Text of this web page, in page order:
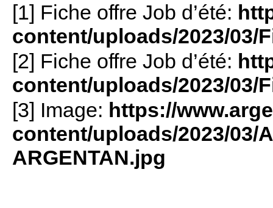
[1] Fiche offre Job d’été:
content/uploads/2023/03/
[2] Fiche offre Job d’été:
content/uploads/2023/03/
[3] Image: https://
content/uploads/2023/03/
ARGENTAN.jpg